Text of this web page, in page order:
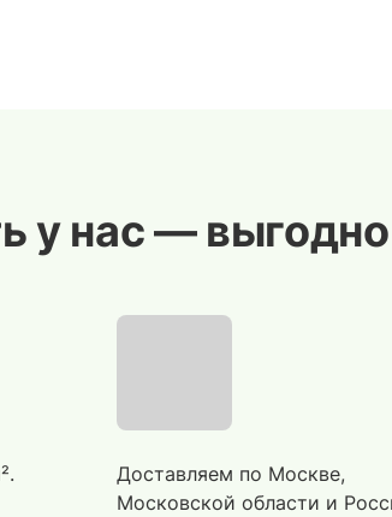
у нас —
Доставляем по Москве,
Московской области и